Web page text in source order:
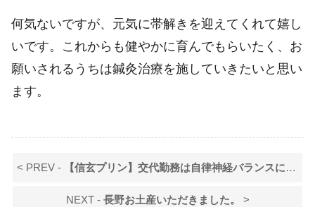
何気ないですが、元気に帯解きを迎えてくれて嬉し
いです。これからも健やかに育んでもらいたく、お
願いされるうちは鍼灸治療を施していきたいと思い
ます。
< PREV - 【信玄プリン】交代勤務は自律神経バランスにお気をつけください。
NEXT - 長野お土産いただきました。 >